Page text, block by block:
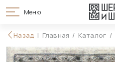
Меню
14 990 ₽ 16 990 ₽
Назад Главная Каталог